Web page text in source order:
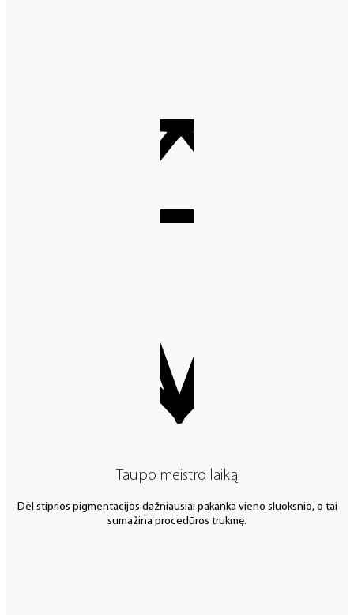
Taupo meistro laiką
Dėl stiprios pigmentacijos dažniausiai pakanka vieno sluoksnio, o tai
sumažina procedūros trukmę.